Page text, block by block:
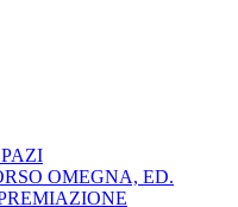
OMEGNA, ED.